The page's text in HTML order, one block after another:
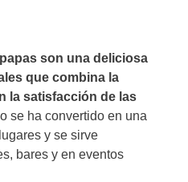
son una deliciosa
que combina la
la satisfacción de las
se ha convertido en una
y se sirve
bares y en eventos